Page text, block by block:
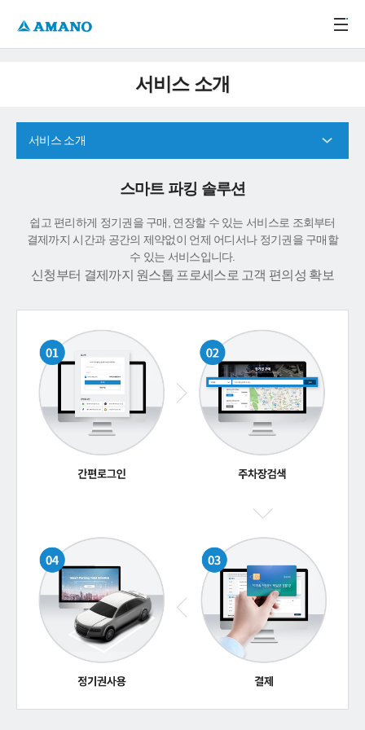
서비스 소개
서비스 소개
스마트 파킹 솔루션
쉽고 편리하게 정기권을 구매, 연장할 수 있는 서비스로 조회부터
결제까지 시간과 공간의 제약없이 언제 어디서나 정기권을 구매할
수 있는 서비스입니다.
신청부터 결제까지 원스톱 프로세스로 고객 편의성 확보